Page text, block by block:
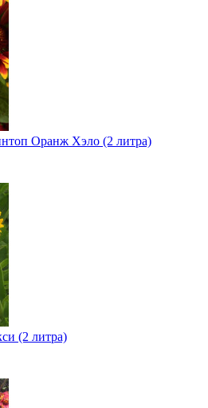
Оранж Хэло (2 литра)
(2 литра)